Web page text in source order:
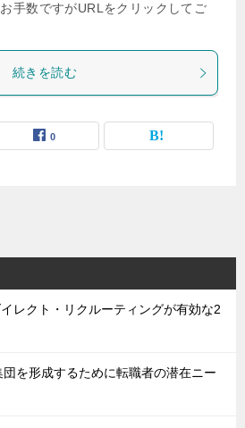
手数ですがURLをクリックしてご
続きを読む
0
レクト・リクルーティングが有効な2
を形成するために転職者の潜在ニー